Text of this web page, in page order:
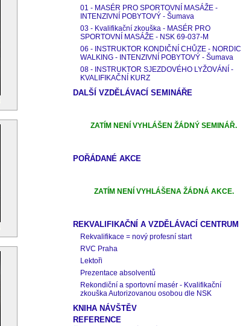
01 - MASÉR PRO SPORTOVNÍ MASÁŽE -
INTENZIVNÍ POBYTOVÝ - Šumava
03 - Kvalifikační zkouška - MASÉR PRO
SPORTOVNÍ MASÁŽE - NSK 69-037-M
06 - INSTRUKTOR KONDIČNÍ CHŮZE - NORDIC
WALKING - INTENZIVNÍ POBYTOVÝ - Šumava
08 - INSTRUKTOR SJEZDOVÉHO LYŽOVÁNÍ -
KVALIFIKAČNÍ KURZ
DALŠÍ VZDĚLÁVACÍ SEMINÁŘE
ZATÍM NENÍ VYHLÁŠEN ŽÁDNÝ SEMINÁŘ.
POŘÁDANÉ AKCE
ZATÍM NENÍ VYHLÁŠENA ŽÁDNÁ AKCE.
REKVALIFIKAČNÍ A VZDĚLÁVACÍ CENTRUM
Rekvalifikace = nový profesní start
RVC Praha
Lektoři
Prezentace absolventů
Rekondiční a sportovní masér - Kvalifikační
zkouška Autorizovanou osobou dle NSK
KNIHA NÁVŠTĚV
REFERENCE